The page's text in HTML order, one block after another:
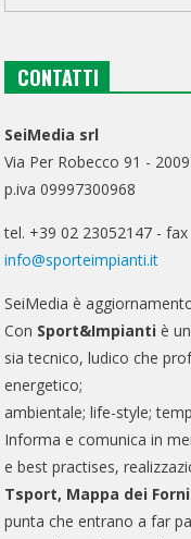
CONTATTI
SeiMedia srl
Via Per Robecco 91 -
p.iva 09997300968
tel. +39 02 23052147 -
info@sporteimpianti.it
SeiMedia è
Con Sport&Impianti è
sia tecnico, ludico che
energetico;
ambientale; life-style;
Informa e comunica in
e best practises,
Tsport, Mappa dei
punta che entrano a far